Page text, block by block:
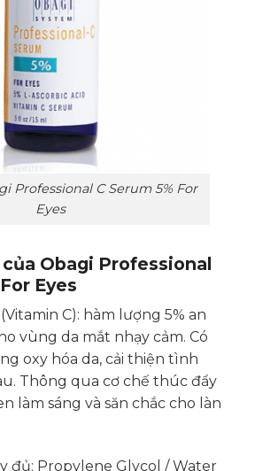
Professional C Serum 5% For
Eyes
Obagi Professional
Eyes
C): hàm lượng 5% an
vùng da mắt nhạy cảm. Có
oxy hóa da, cải thiện tình
Thông qua cơ chế thúc đẩy
làm sáng và săn chắc cho làn
đủ: Propylene Glycol / Water